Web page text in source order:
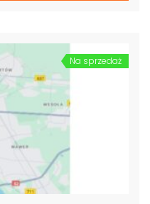
Na sprzedaż